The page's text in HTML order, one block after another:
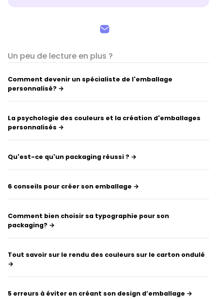
Un peu de lecture en plus ?
Comment devenir un spécialiste de l'emballage
personnalisé? →
La psychologie des couleurs et la création d'emballages
personnalisés →
Qu'est-ce qu'un packaging réussi ? →
6 conseils pour créer son emballage →
Comment bien choisir sa typographie pour son
packaging? →
Tout savoir sur le rendu des couleurs sur le carton ondulé
→
5 erreurs à éviter en créant son design d’emballage →